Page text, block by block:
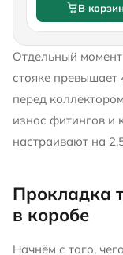
В
Отдельный
стояке превышает
перед
износ фитингов и
настраивают на
Прокладка
в коробе
Начнём с того,